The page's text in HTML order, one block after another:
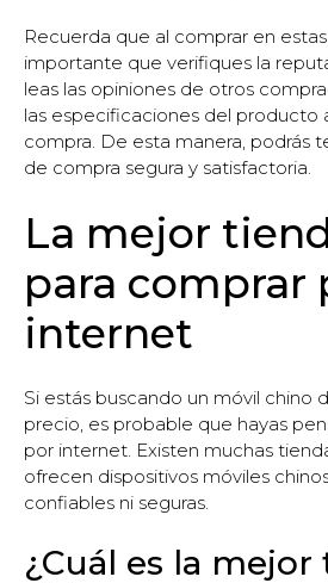
Recuerda que al comprar en
importante que verifiques la
leas las opiniones de otros
las especificaciones del producto
compra. De esta manera, podrás
de compra segura y satisfactoria.
La mejor
para comprar
internet
Si estás buscando un móvil chino
precio, es probable que hayas
por internet. Existen muchas
ofrecen dispositivos móviles
confiables ni seguras.
¿Cuál es la mejor